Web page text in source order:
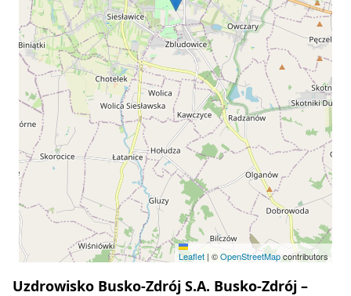
Leaflet | ©OpenStreetMapcontributors
Uzdrowisko Busko-Zdrój S.A. Busko-Zdrój –